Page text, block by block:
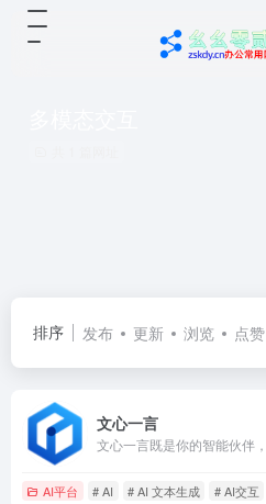
排序 发布 更新 浏览 点赞
文心一言
AI平台 # AI # AI 文本生成 # AI交互